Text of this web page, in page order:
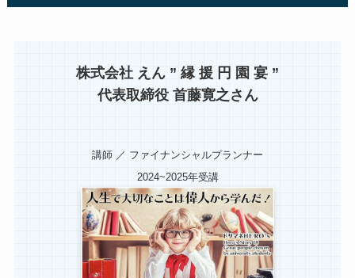
株式会社 えん ” 縁 援 円 園 宴 ”
代表取締役 首藤寛之さん
講師 ／ ファイナンシャルプランナー
2024~2025年受講